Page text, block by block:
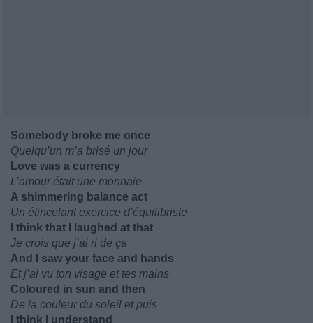
Somebody broke me once
Quelqu’un m’a brisé un jour
Love was a currency
L’amour était une monnaie
A shimmering balance act
Un étincelant exercice d’équilibriste
I think that I laughed at that
Je crois que j’ai ri de ça
And I saw your face and hands
Et j’ai vu ton visage et tes mains
Coloured in sun and then
De la couleur du soleil et puis
I think I understand